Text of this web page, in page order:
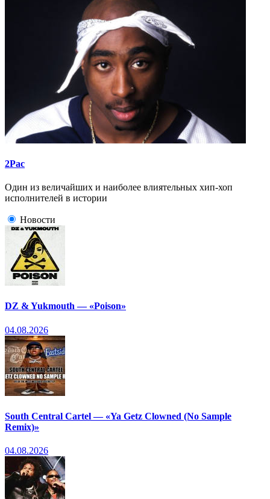
2Pac
Один из величайших и наиболее влиятельных хип-хоп
исполнителей в истории
Новости
DZ & Yukmouth — «Poison»
04.08.2026
South Central Cartel — «Ya Getz Clowned (No Sample
Remix)»
04.08.2026